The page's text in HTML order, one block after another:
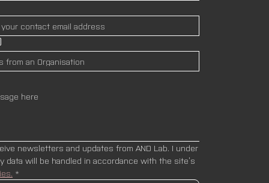
newsletters and updates from AND Lab. I under
*